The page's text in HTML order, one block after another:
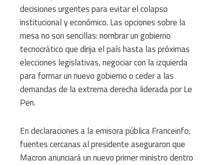
decisiones urgentes para evitar el colapso
institucional y económico. Las opciones sobre la
mesa no son sencillas: nombrar un gobierno
tecnocrático que dirija el país hasta las próximas
elecciones legislativas, negociar con la izquierda
para formar un nuevo gobierno o ceder a las
demandas de la extrema derecha liderada por Le
Pen.
En declaraciones a la emisora ​​pública Franceinfo,
fuentes cercanas al presidente aseguraron que
Macron anunciará un nuevo primer ministro dentro